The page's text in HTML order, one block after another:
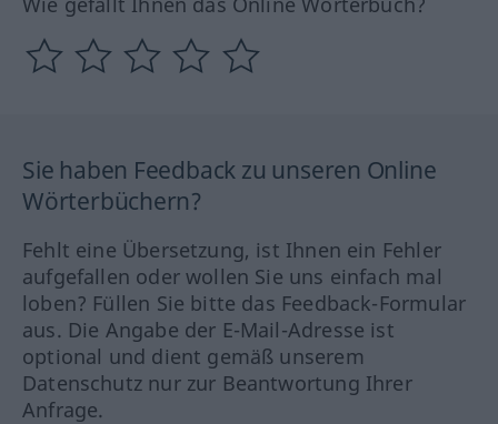
Sie haben Feedback zu unseren Online
Wörterbüchern?
Fehlt eine Übersetzung, ist Ihnen ein Fehler
aufgefallen oder wollen Sie uns einfach mal
loben? Füllen Sie bitte das Feedback-Formular
aus. Die Angabe der E-Mail-Adresse ist
optional und dient gemäß unserem
Datenschutz nur zur Beantwortung Ihrer
Anfrage.